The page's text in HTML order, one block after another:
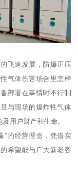
飞速发展，防爆正压
气体伤害场合里怎样
部署在事情时不行制
与现场的爆炸性气体
用户财产和生命。
”的经营理念，凭借实
希望能与广大新老客